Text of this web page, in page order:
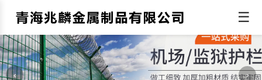
☰
‹ ›